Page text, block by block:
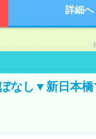
詳細へ
なし▼新日本